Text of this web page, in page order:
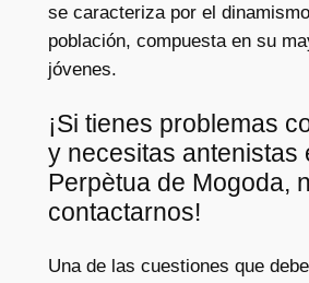
se caracteriza por el
población, compuesta en su
jóvenes.
¡Si tienes problemas
y necesitas antenistas
Perpètua de Mogoda,
contactarnos!
Una de las cuestiones que